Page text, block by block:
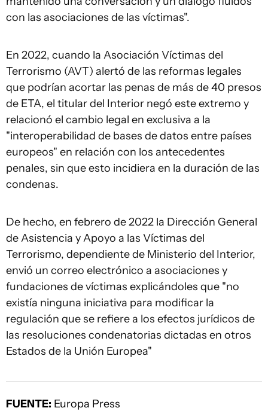
con las asociaciones de las víctimas".
En 2022, cuando la Asociación Víctimas del
Terrorismo (AVT) alertó de las reformas legales
que podrían acortar las penas de más de 40 presos
de ETA, el titular del Interior negó este extremo y
relacionó el cambio legal en exclusiva a la
"interoperabilidad de bases de datos entre países
europeos" en relación con los antecedentes
penales, sin que esto incidiera en la duración de las
condenas.
De hecho, en febrero de 2022 la Dirección General
de Asistencia y Apoyo a las Víctimas del
Terrorismo, dependiente de Ministerio del Interior,
envió un correo electrónico a asociaciones y
fundaciones de víctimas explicándoles que "no
existía ninguna iniciativa para modificar la
regulación que se refiere a los efectos jurídicos de
las resoluciones condenatorias dictadas en otros
Estados de la Unión Europea"
FUENTE: Europa Press